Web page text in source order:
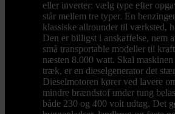
eller inverter: vælg type efter
står mellem tre typer. En
klassiske allrounder til værksted,
Den er billigst i anskaffelse, nem
små transportable modeller til
næsten 8.000 watt. Skal
træk, er en dieselgenerator det
Dieselmotoren kører ved lavere
mindre brændstof under tung
både 230 og 400 volt udtag. Det